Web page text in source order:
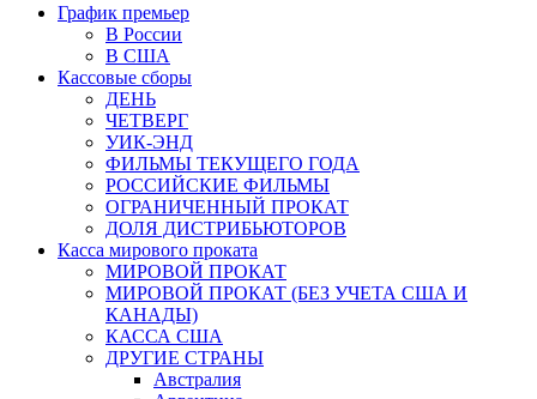
График премьер
В России
В США
Кассовые сборы
ДЕНЬ
ЧЕТВЕРГ
УИК-ЭНД
ФИЛЬМЫ ТЕКУЩЕГО ГОДА
РОССИЙСКИЕ ФИЛЬМЫ
ОГРАНИЧЕННЫЙ ПРОКАТ
ДОЛЯ ДИСТРИБЬЮТОРОВ
Касса мирового проката
МИРОВОЙ ПРОКАТ
МИРОВОЙ ПРОКАТ (БЕЗ УЧЕТА США И
КАНАДЫ)
КАССА США
ДРУГИЕ СТРАНЫ
Австралия